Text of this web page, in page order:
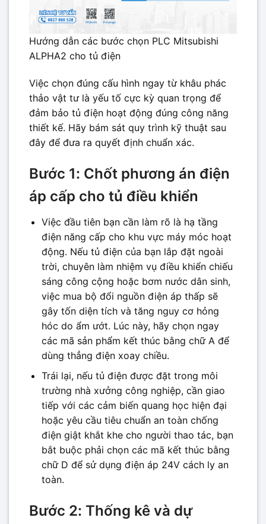
Hướng dẫn các bước chọn PLC Mitsubishi
ALPHA2 cho tủ điện
Việc chọn đúng cấu hình ngay từ khâu phác
thảo vật tư là yếu tố cực kỳ quan trọng để
đảm bảo tủ điện hoạt động đúng công năng
thiết kế. Hãy bám sát quy trình kỹ thuật sau
đây để đưa ra quyết định chuẩn xác.
Bước 1: Chốt phương án điện
áp cấp cho tủ điều khiển
Việc đầu tiên bạn cần làm rõ là hạ tầng
điện năng cấp cho khu vực máy móc hoạt
động. Nếu tủ điện của bạn lắp đặt ngoài
trời, chuyên làm nhiệm vụ điều khiển chiếu
sáng công cộng hoặc bơm nước dân sinh,
việc mua bộ đổi nguồn điện áp thấp sẽ
gây tốn diện tích và tăng nguy cơ hỏng
hóc do ẩm ướt. Lúc này, hãy chọn ngay
các mã sản phẩm kết thúc bằng chữ A để
dùng thẳng điện xoay chiều.
Trái lại, nếu tủ điện được đặt trong môi
trường nhà xưởng công nghiệp, cần giao
tiếp với các cảm biến quang học hiện đại
hoặc yêu cầu tiêu chuẩn an toàn chống
điện giật khắt khe cho người thao tác, bạn
bắt buộc phải chọn các mã kết thúc bằng
chữ D để sử dụng điện áp 24V cách ly an
toàn.
Bước 2: Thống kê và dự